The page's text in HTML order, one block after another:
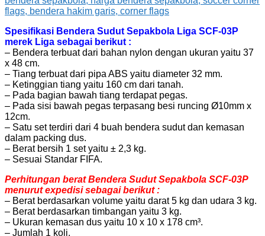
Spesifikasi Bendera Sudut Sepakbola Liga SCF-03P
merek Liga sebagai berikut :
– Bendera terbuat dari bahan nylon dengan ukuran yaitu 37
x 48 cm.
– Tiang terbuat dari pipa ABS yaitu diameter 32 mm.
– Ketinggian tiang yaitu 160 cm dari tanah.
– Pada bagian bawah tiang terdapat pegas.
– Pada sisi bawah pegas terpasang besi runcing Ø10mm x
12cm.
– Satu set terdiri dari 4 buah bendera sudut dan kemasan
dalam packing dus.
– Berat bersih 1 set yaitu ± 2,3 kg.
– Sesuai Standar FIFA.
Perhitungan berat Bendera Sudut Sepakbola SCF-03P
menurut expedisi sebagai berikut :
– Berat berdasarkan volume yaitu darat 5 kg dan udara 3 kg.
– Berat berdasarkan timbangan yaitu 3 kg.
– Ukuran kemasan dus yaitu 10 x 10 x 178 cm³.
– Jumlah 1 koli.